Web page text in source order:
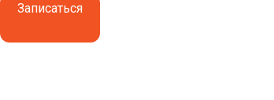
Записаться